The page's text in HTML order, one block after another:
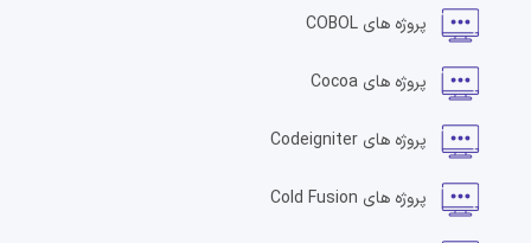
پروژه های COBOL
پروژه های Cocoa
پروژه های Codeigniter
پروژه های Cold Fusion